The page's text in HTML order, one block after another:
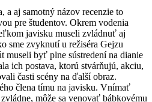
a aj samotný názov recenzie to
pre študentov. Okrem vodenia
javisku museli zvládnuť aj
sme zvyknutí u režiséra Gejzu
museli byť plne sústredení na dianie
ich postava, ktorú stvárňujú, akciu,
časti scény na ďalší obraz.
člena tímu na javisku. Vnímať
môže sa venovať bábkovému